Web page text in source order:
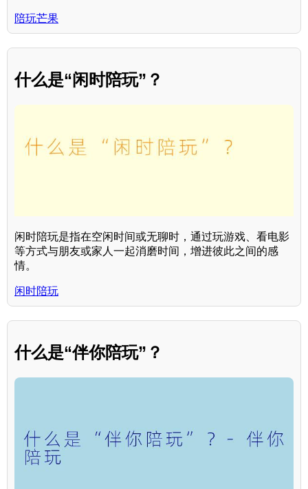
陪玩芒果
什么是“闲时陪玩”？
闲时陪玩是指在空闲时间或无聊时，通过玩游戏、看电影
等方式与朋友或家人一起消磨时间，增进彼此之间的感
情。
闲时陪玩
什么是“伴你陪玩”？